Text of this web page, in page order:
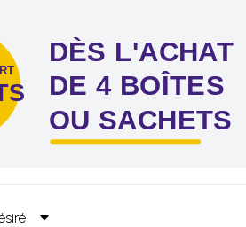
DÈS L'ACHAT
DE 4 BOÎTES
OU SACHETS